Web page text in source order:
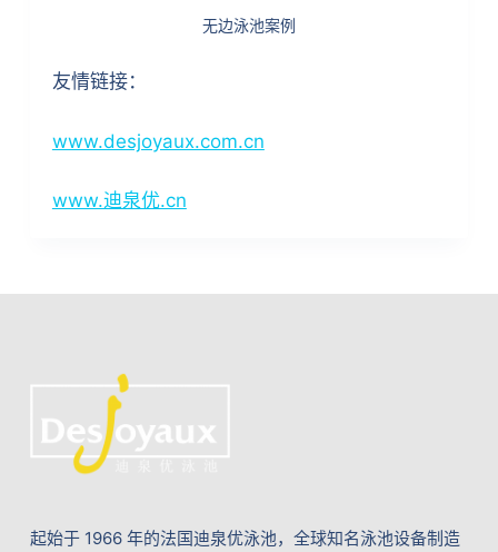
无边泳池案例
友情链接：
www.desjoyaux.com.cn
www.迪泉优.cn
起始于 1966 年的法国迪泉优泳池，全球知名泳池设备制造